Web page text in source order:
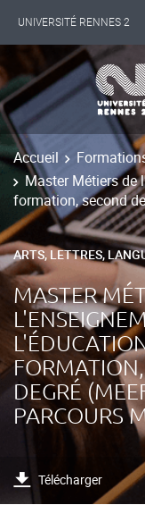
UNIVERSITÉ RENNES 2
INTERNATIONAL
LES NOUVELLES DE
Accueil
Master Métiers de
formation, second
ARTS, LETTRES,
MASTER
DEGRÉ
PARCOURS
Télécharger